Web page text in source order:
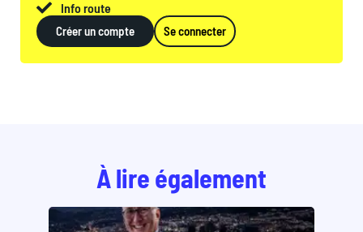
Info route
Créer un compte Se connecter
À lire également